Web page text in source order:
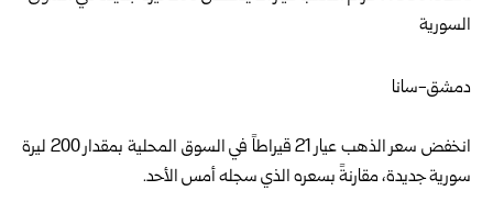
دمشق-سانا
انخفض سعر الذهب عيار 21 قيراطاً في السوق المحلية بمقدار 200 ليرة
سورية جديدة، ‏مقارنةً بسعره الذي سجله أمس الأحد.